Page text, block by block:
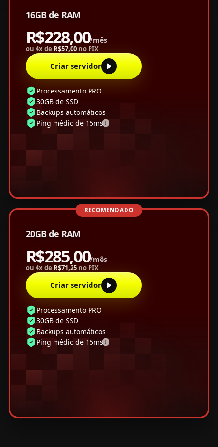
16GB de RAM
R$228,00/mês
ou 4x de R$57,00no PIX
Criar servidor
Processamento PRO
30GB de SSD
Backups automáticos
Ping médio de 15ms
RECOMENDADO
20GB de RAM
R$285,00/mês
ou 4x de R$71,25no PIX
Criar servidor
Processamento PRO
30GB de SSD
Backups automáticos
Ping médio de 15ms